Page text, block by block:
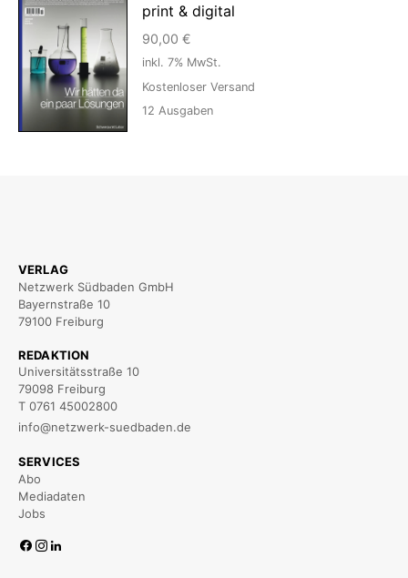
print & digital
90,00 €
inkl. 7% MwSt.
Kostenloser Versand
12 Ausgaben
VERLAG
Netzwerk Südbaden GmbH
Bayernstraße 10
79100 Freiburg
REDAKTION
Universitätsstraße 10
79098 Freiburg
T 0761 45002800
info@netzwerk-suedbaden.de
SERVICES
Abo
Mediadaten
Jobs